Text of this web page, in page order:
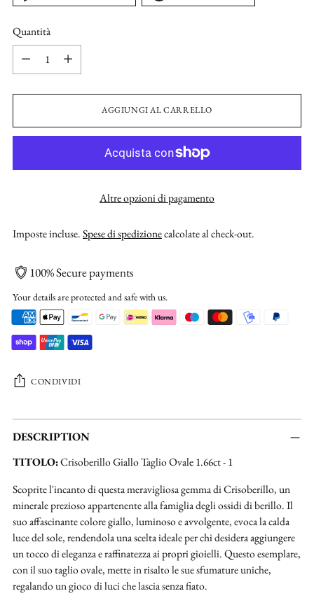
Quantità
Quantità
AGGIUNGI AL CARRELLO
Altre opzioni di pagamento
Imposte incluse.Spese di spedizionecalcolate al check-out.
100% Secure payments
Your details are protected and safe with us.
CONDIVIDI
Aggiungere
un
al
carrello...
DESCRIPTION
TITOLO:Crisoberillo Giallo Taglio Ovale 1.66ct - 1
Scoprite l'incanto di questa meravigliosa gemma di Crisoberillo, un
minerale prezioso appartenente alla famiglia degli ossidi di berillo. Il
suo affascinante colore giallo, luminoso e avvolgente, evoca la calda
luce del sole, rendendola una scelta ideale per chi desidera aggiungere
un tocco di eleganza e raffinatezza ai propri gioielli. Questo esemplare,
con il suo taglio ovale, mette in risalto le sue sfumature uniche,
regalando un gioco di luci che lascia senza fiato.